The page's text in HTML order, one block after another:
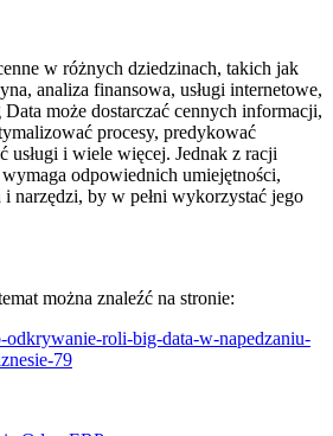
w różnych dziedzinach, takich jak
analiza finansowa, usługi internetowe,
może dostarczać cennych informacji,
procesy, predykować
usługi i wiele więcej. Jednak z racji
odpowiednich umiejętności,
narzędzi, by w pełni wykorzystać jego
można znaleźć na stronie:
odkrywanie-roli-big-data-w-napedzaniu-
79